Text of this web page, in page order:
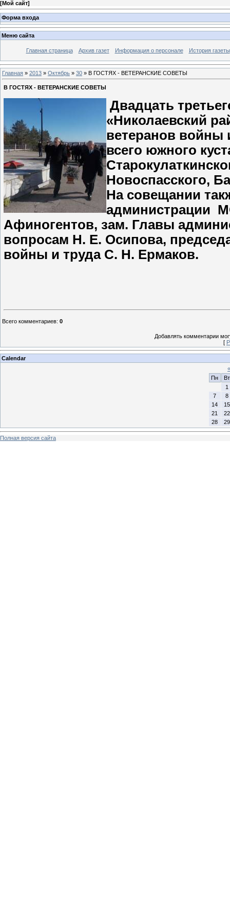
[Мой сайт]
Форма входа
Меню сайта
Главная страница Архив газет Информация о персонале История газеты
Главная » 2013 » Октябрь » 30 » В ГОСТЯХ - ВЕТЕРАНСКИЕ СОВЕТЫ
В ГОСТЯХ - ВЕТЕРАНСКИЕ СОВЕТЫ
Двадцать
«Николаевский
ветеранов войны
всего южного
Новоспасского,
На совещании
администрации
Афиногентов, зам. Главы
вопросам Н. Е. Осипова,
войны и труда С. Н. Ермаков.
Всего комментариев: 0
Добавлять комментарии
[
Calendar
«
Пн
Вт
1
7
8
14
15
21
22
28
29
Полная версия сайта